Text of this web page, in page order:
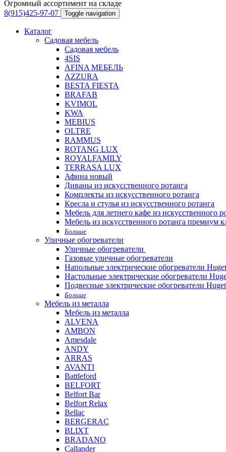
Огромный ассортимент на складе
8(915)425-97-07
Toggle navigation
Каталог
Садовая мебель
Садовая мебель
4SIS
AFINA МЕБЕЛЬ
AZZURA
BESTA FIESTA
BRAFAB
KVIMOL
KWA
MEBIUS
OLTRE
RAMMUS
ROTANG LUX
ROYALFAMILY
TERRASA LUX
Афина новый
Диваны из искусственного ротанга
Комплекты из искусственного ротанга
Кресла и стулья из искусственного ротанга
Мебель для летнего кафе из искусственного
Мебель из искусственного ротанга премиум
Больше
Уличные обогреватели
Уличные обогреватели
Газовые уличные обогреватели
Напольные электрические обогреватели
Настольные электрические обогреватели
Подвесные электрические обогреватели
Больше
Мебель из металла
Мебель из металла
ALVENA
AMBON
Amesdale
ANDY
ARRAS
AVANTI
Battleford
BELFORT
Belfort Bar
Belfort Relax
Bellac
BERGERAC
BLIXT
BRADANO
Callander